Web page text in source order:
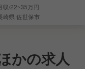
＊手当充実
収/22~35万円
崎県 佐世保市
かの求人